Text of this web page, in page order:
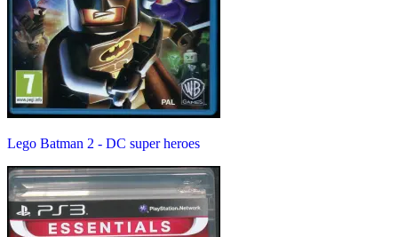
Lego Batman 2 - DC super heroes